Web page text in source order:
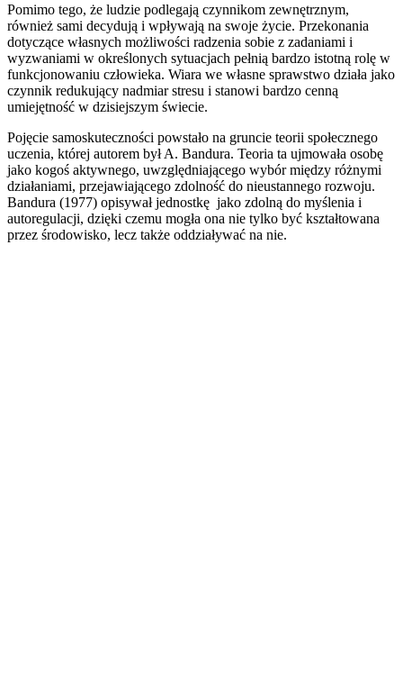
Pomimo tego, że ludzie podlegają czynnikom zewnętrznym,
również sami decydują i wpływają na swoje życie. Przekonania
dotyczące własnych możliwości radzenia sobie z zadaniami i
wyzwaniami w określonych sytuacjach pełnią bardzo istotną rolę w
funkcjonowaniu człowieka. Wiara we własne sprawstwo działa jako
czynnik redukujący nadmiar stresu i stanowi bardzo cenną
umiejętność w dzisiejszym świecie.
Pojęcie samoskuteczności powstało na gruncie teorii społecznego
uczenia, której autorem był A. Bandura. Teoria ta ujmowała osobę
jako kogoś aktywnego, uwzględniającego wybór między różnymi
działaniami, przejawiającego zdolność do nieustannego rozwoju.
Bandura (1977) opisywał jednostkę jako zdolną do myślenia i
autoregulacji, dzięki czemu mogła ona nie tylko być kształtowana
przez środowisko, lecz także oddziaływać na nie.